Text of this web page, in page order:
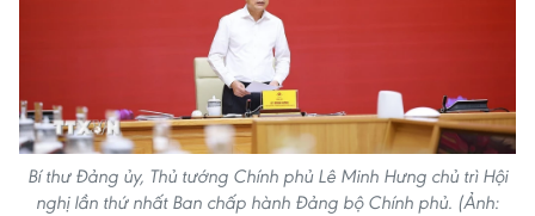
Bí thư Đảng ủy, Thủ tướng Chính phủ Lê Minh Hưng chủ trì Hội
nghị lần thứ nhất Ban chấp hành Đảng bộ Chính phủ. (Ảnh: